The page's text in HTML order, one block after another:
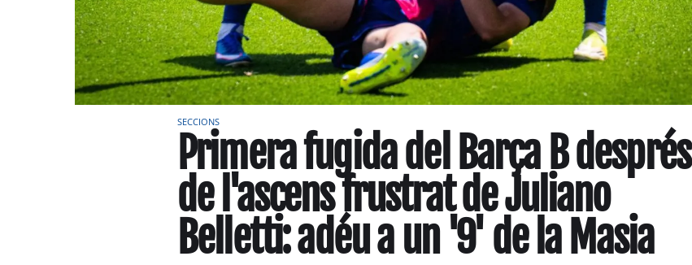
SECCIONS
Primera fugida del Barça B després
de l'ascens frustrat de Juliano
Belletti: adéu a un '9' de la Masia